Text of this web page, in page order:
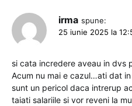
irma spune:
25 iunie 2025 la
si cata incredere aveau in dvs
Acum nu mai e cazul…ati dat
sunt un pericol daca intrerup
taiati salariile si vor reveni la